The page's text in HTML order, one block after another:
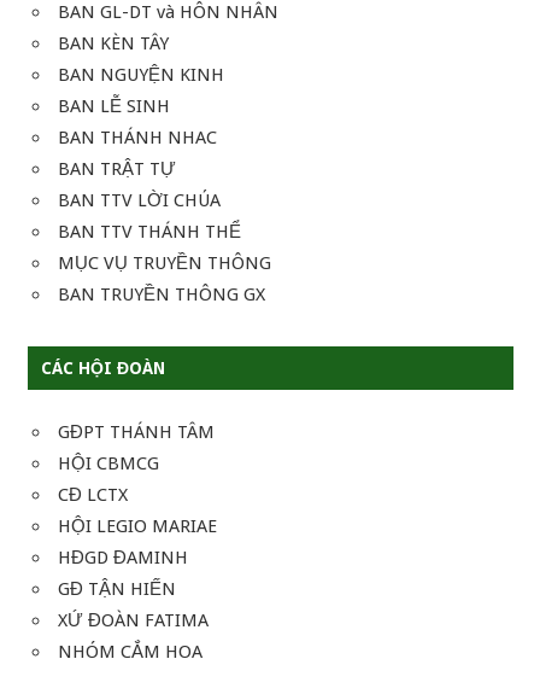
BAN GL-DT và HÔN NHÂN
BAN KÈN TÂY
BAN NGUYỆN KINH
BAN LỄ SINH
BAN THÁNH NHAC
BAN TRẬT TỰ
BAN TTV LỜI CHÚA
BAN TTV THÁNH THỂ
MỤC VỤ TRUYỀN THÔNG
BAN TRUYỀN THÔNG GX
CÁC HỘI ĐOÀN
GĐPT THÁNH TÂM
HỘI CBMCG
CĐ LCTX
HỘI LEGIO MARIAE
HĐGD ĐAMINH
GĐ TẬN HIẾN
XỨ ĐOÀN FATIMA
NHÓM CẮM HOA